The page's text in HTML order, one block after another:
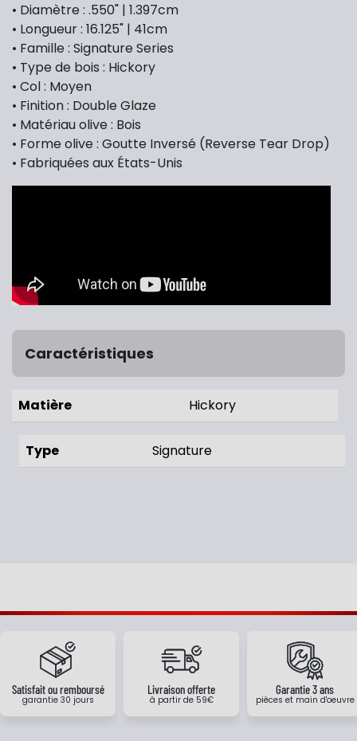
• Diamètre : .550" | 1.397cm
• Longueur : 16.125" | 41cm
• Famille : Signature Series
• Type de bois : Hickory
• Col : Moyen
• Finition : Double Glaze
• Matériau olive : Bois
• Forme olive : Goutte Inversé (Reverse Tear Drop)
• Fabriquées aux États-Unis
Caractéristiques
Matière Hickory
Type Signature
Satisfait ou remboursé
garantie 30 jours
Livraison offerte
à partir de 59€
Garantie 3 ans
pièces et main d'oeuvre